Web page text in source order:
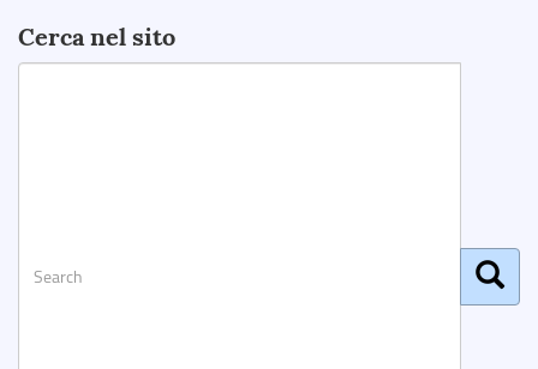
Cerca nel sito